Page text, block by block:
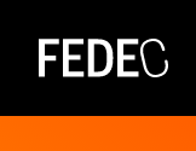
FEDEC